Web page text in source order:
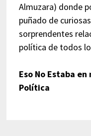
Almuzara) donde
puñado de
sorprendentes
política de todos
Eso No Estaba
Política